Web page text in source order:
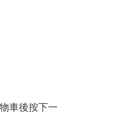
車後按下一